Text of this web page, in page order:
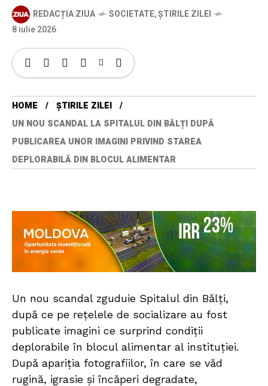
REDACȚIA ZIUA SOCIETATE,ȘTIRILE ZILEI
8 iulie 2026
HOME
ȘTIRILE ZILEI
UN NOU SCANDAL LA SPITALUL DIN BĂLȚI DUPĂ
PUBLICAREA UNOR IMAGINI PRIVIND STAREA
DEPLORABILĂ DIN BLOCUL ALIMENTAR
Un nou scandal zguduie Spitalul din Bălți,
după ce pe rețelele de socializare au fost
publicate imagini ce surprind condiții
deplorabile în blocul alimentar al instituției.
După apariția fotografiilor, în care se văd
rugină, igrasie și încăperi degradate,